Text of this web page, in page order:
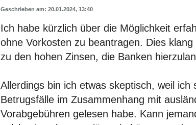
20.01.2024, 13:40
Ich habe kürzlich über die Möglichkeit
ohne Vorkosten zu beantragen. Dies
zu den hohen Zinsen, die Banken
Allerdings bin ich etwas skeptisch, weil ich
Betrugsfälle im Zusammenhang mit
Vorabgebühren gelesen habe. Kann